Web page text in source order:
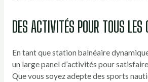
DES ACTIVITÉS POUR TOUS LES
En tant que station balnéaire
un large panel d’activités pour
Que vous soyez adepte des sports